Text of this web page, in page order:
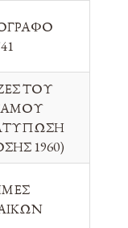
ΤΟΥ
1960)